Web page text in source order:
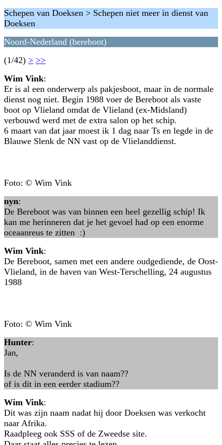
Schepen van Doeksen > Schepen niet meer in dienst van
Doeksen
Noord-Nederland (bereboot)
(1/42) > >>
Wim Vink:
Er is al een onderwerp als pakjesboot, maar in de normale
dienst nog niet. Begin 1988 voer de Bereboot als vaste
boot op Vlieland omdat de Vlieland (ex-Midsland)
verbouwd werd met de extra salon op het schip.
6 maart van dat jaar moest ik 1 dag naar Ts en legde in de
Blauwe Slenk de NN vast op de Vlielanddienst.
Foto: © Wim Vink
nyn:
De Bereboot was van binnen een heel gezellig schip! Ik
kan me herinneren dat je het gevoel had op een enorme
oceaanreus te zitten :)
Wim Vink:
De Bereboot, samen met een andere oudgediende, de Oost-
Vlieland, in de haven van West-Terschelling, 24 augustus
1988
Foto: © Wim Vink
Hunter:
Jan,
Is de NN veranderd is van naam??
of is dit in een eerder stadium??
Wim Vink:
Dit was zijn naam nadat hij door Doeksen was verkocht
naar Afrika.
Raadpleeg ook SSS of de Zweedse site.